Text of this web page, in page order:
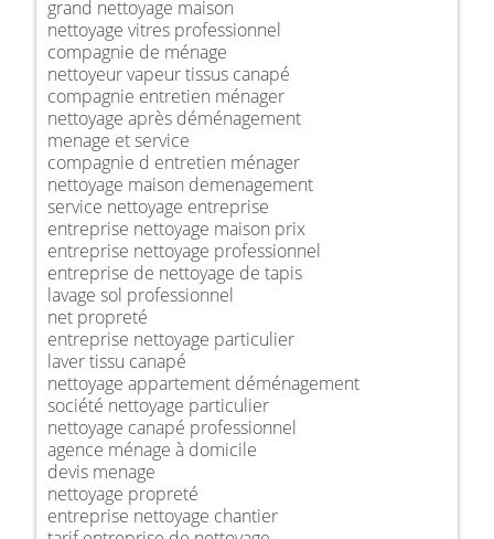
grand nettoyage maison
nettoyage vitres professionnel
compagnie de ménage
nettoyeur vapeur tissus canapé
compagnie entretien ménager
nettoyage après déménagement
menage et service
compagnie d entretien ménager
nettoyage maison demenagement
service nettoyage entreprise
entreprise nettoyage maison prix
entreprise nettoyage professionnel
entreprise de nettoyage de tapis
lavage sol professionnel
net propreté
entreprise nettoyage particulier
laver tissu canapé
nettoyage appartement déménagement
société nettoyage particulier
nettoyage canapé professionnel
agence ménage à domicile
devis menage
nettoyage propreté
entreprise nettoyage chantier